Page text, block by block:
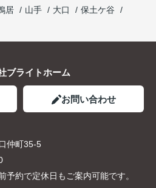
居 山手 大口
保土ケ谷
ブライトホーム
お問い合わせ
仲町35-5
約で定休日もご案内可能です。